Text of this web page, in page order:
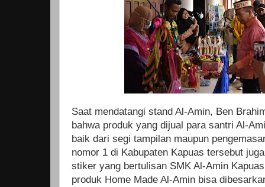
Saat mendatangi stand Al-Amin, Ben
bahwa produk yang dijual para santri Al-
baik dari segi tampilan maupun
nomor 1 di Kabupaten Kapuas tersebut
stiker yang bertulisan SMK Al-Amin
produk Home Made Al-Amin bisa